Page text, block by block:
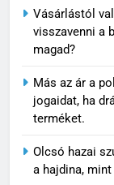
Vásárlástól
visszavenni a
magad?
Más az ár a
jogaidat, ha
terméket.
Olcsó hazai
a hajdina,